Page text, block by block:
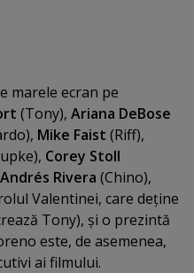
marele ecran pe
(Tony), Ariana DeBose
Mike Faist (Riff),
Corey Stoll
Rivera (Chino),
Valentinei, care deţine
Tony), şi o prezintă
este, de asemenea,
ai filmului.